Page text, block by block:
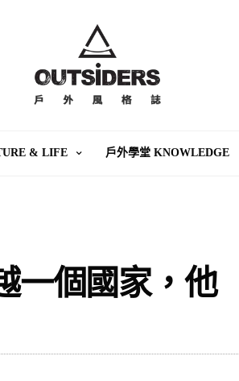
& LIFE 戶外學堂 KNOWLEDGE
一個國家，他